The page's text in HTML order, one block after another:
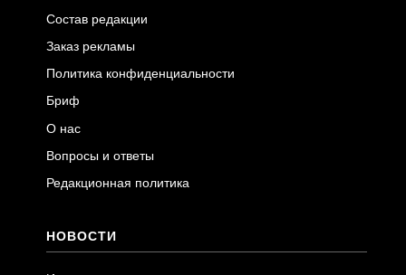
Состав редакции
Заказ рекламы
Политика конфиденциальности
Бриф
О нас
Вопросы и ответы
Редакционная политика
НОВОСТИ